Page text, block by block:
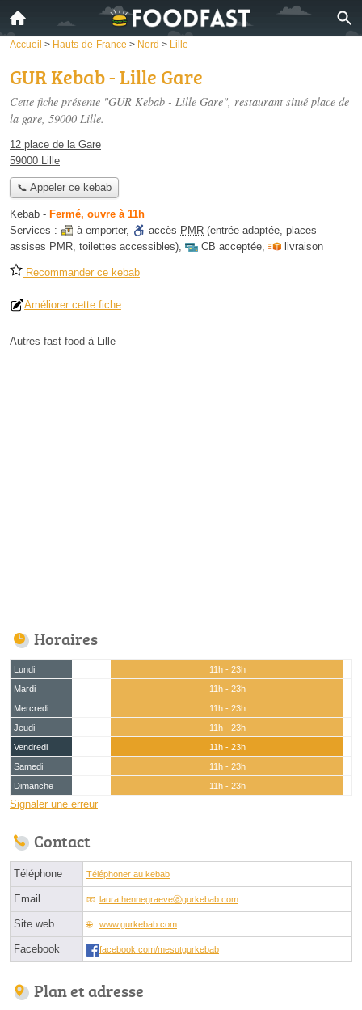
Accueil > Hauts-de-France > Nord > Lille
GUR Kebab - Lille Gare
Cette fiche présente "GUR Kebab - Lille Gare", restaurant situé place de
la gare, 59000 Lille.
12 place de la Gare
59000 Lille
📞 Appeler ce kebab
Kebab - Fermé, ouvre à 11h
Services :
à emporter, accès PMR (entrée adaptée, places
assises PMR, toilettes accessibles), CB acceptée, livraison
Recommander ce kebab
Améliorer cette fiche
Autres fast-food à Lille
Horaires
Lundi
11h - 23h
Mardi
11h - 23h
Mercredi
11h - 23h
Jeudi
11h - 23h
Vendredi
11h - 23h
Samedi
11h - 23h
Dimanche
11h - 23h
Signaler une erreur
Contact
Téléphone Téléphoner au kebab
Email laura.hennegraeveⓐgurkebab.com
Site web www.gurkebab.com
Facebook facebook.com/mesutgurkebab
Plan et adresse